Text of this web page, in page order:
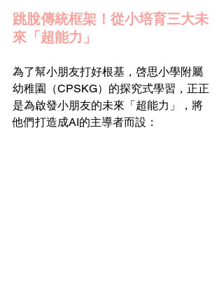
跳脫傳統框架！從小培育三大未
來「超能力」
為了幫小朋友打好根基，啓思小學附屬
幼稚園（CPSKG）的探究式學習，正正
是為啟發小朋友的未來「超能力」，將
他們打造成AI的主導者而設：